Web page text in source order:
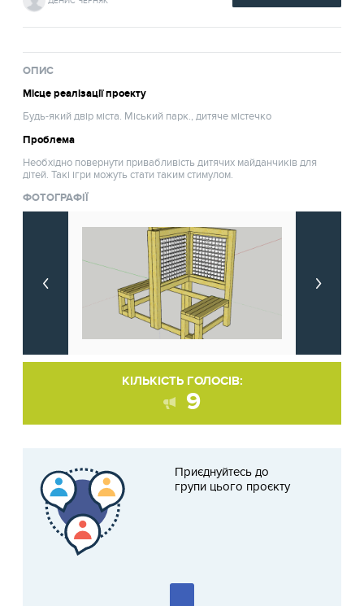
ОПИС
Місце реалізації проекту
Будь-який двір міста. Міський парк., дитяче містечко
Проблема
Необхідно повернути привабливість дитячих майданчиків для
дітей. Такі ігри можуть стати таким стимулом.
ФОТОГРАФІЇ
КІЛЬКІСТЬ ГОЛОСІВ:
9
Приєднуйтесь до
групи цього проєкту